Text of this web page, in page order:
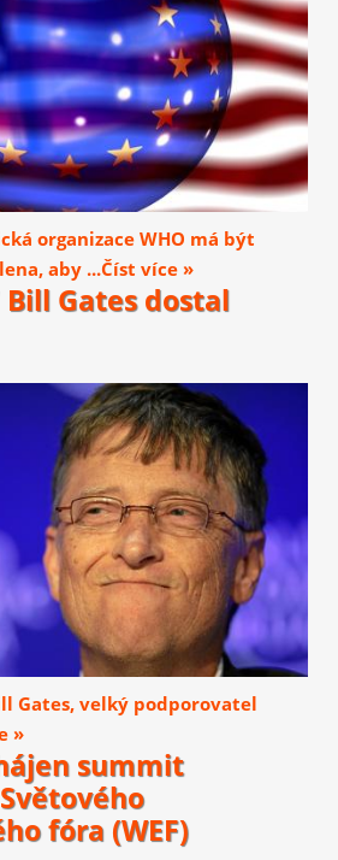
organizace WHO má být
aby ...Číst více »
Gates dostal
Gates, velký podporovatel
»
summit
fóra (WEF)